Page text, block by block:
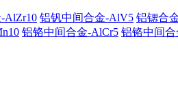
AlZr10 铝钒中间合金-AlV5 铝锶合
铝铬中间合金-AlCr5 铝铬中间